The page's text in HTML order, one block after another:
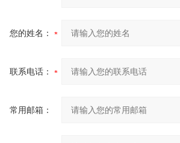
您的姓名：
联系电话：
常用邮箱：